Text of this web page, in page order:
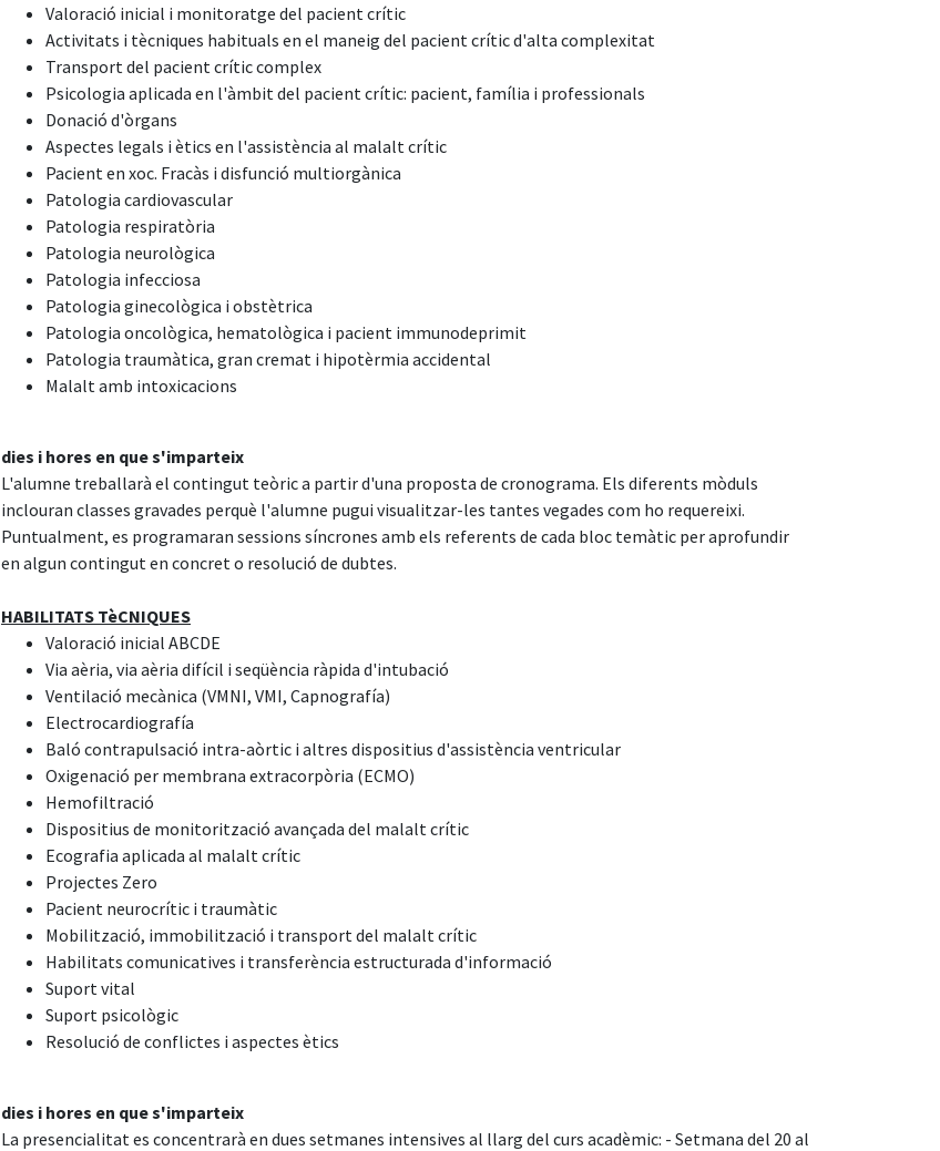
Valoració inicial i monitoratge del pacient crític
Activitats i tècniques habituals en el maneig del pacient crític d'alta complexitat
Transport del pacient crític complex
Psicologia aplicada en l'àmbit del pacient crític: pacient, família i professionals
Donació d'òrgans
Aspectes legals i ètics en l'assistència al malalt crític
Pacient en xoc. Fracàs i disfunció multiorgànica
Patologia cardiovascular
Patologia respiratòria
Patologia neurològica
Patologia infecciosa
Patologia ginecològica i obstètrica
Patologia oncològica, hematològica i pacient immunodeprimit
Patologia traumàtica, gran cremat i hipotèrmia accidental
Malalt amb intoxicacions
dies i hores en que s'imparteix
L'alumne treballarà el contingut teòric a partir d'una proposta de cronograma. Els diferents mòduls
inclouran classes gravades perquè l'alumne pugui visualitzar-les tantes vegades com ho requereixi.
Puntualment, es programaran sessions síncrones amb els referents de cada bloc temàtic per aprofundir
en algun contingut en concret o resolució de dubtes.
HABILITATS TèCNIQUES
Valoració inicial ABCDE
Via aèria, via aèria difícil i seqüència ràpida d'intubació
Ventilació mecànica (VMNI, VMI, Capnografía)
Electrocardiografía
Baló contrapulsació intra-aòrtic i altres dispositius d'assistència ventricular
Oxigenació per membrana extracorpòria (ECMO)
Hemofiltració
Dispositius de monitorització avançada del malalt crític
Ecografia aplicada al malalt crític
Projectes Zero
Pacient neurocrític i traumàtic
Mobilització, immobilització i transport del malalt crític
Habilitats comunicatives i transferència estructurada d'informació
Suport vital
Suport psicològic
Resolució de conflictes i aspectes ètics
dies i hores en que s'imparteix
La presencialitat es concentrarà en dues setmanes intensives al llarg del curs acadèmic: - Setmana del 20 al